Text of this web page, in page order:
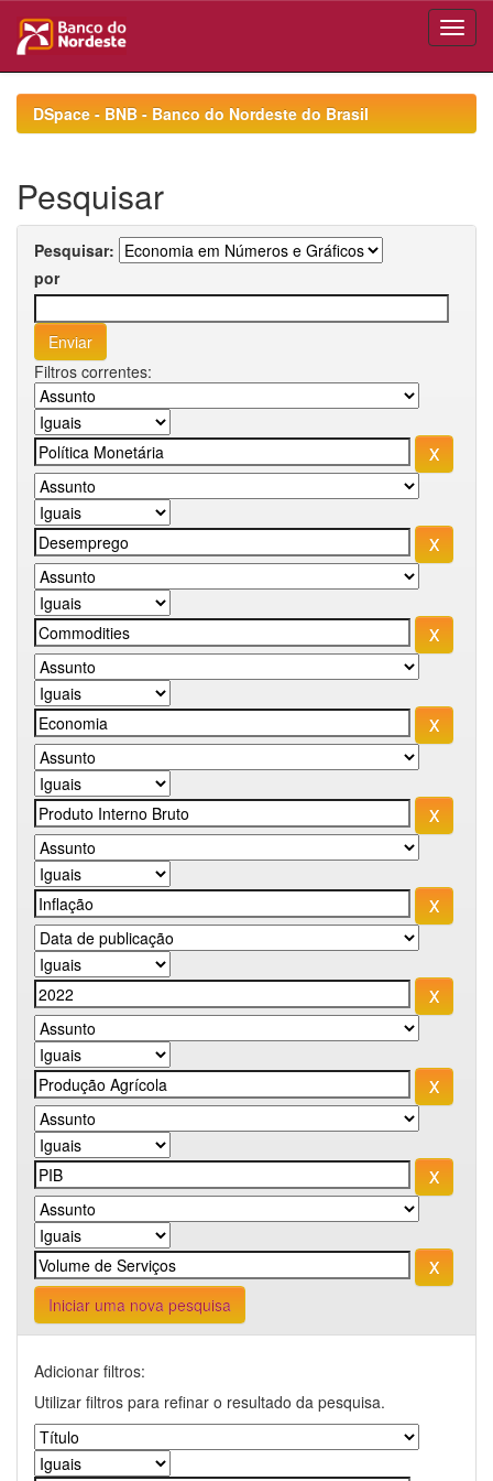
navigationDSpace - BNB - Banco do Nordeste do Brasil
Pesquisar
Pesquisar:
por
Filtros correntes:
Iniciar uma nova pesquisa
Adicionar filtros:
Utilizar filtros para refinar o resultado da pesquisa.